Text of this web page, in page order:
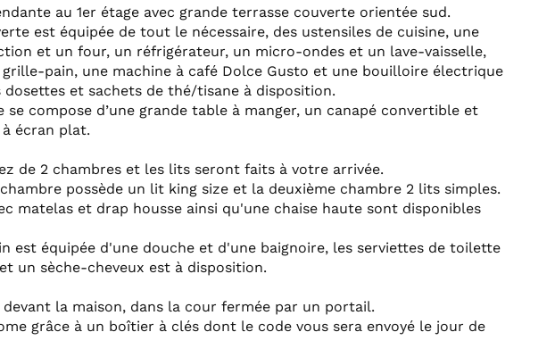
au 1er étage avec grande terrasse couverte orientée sud.
est équipée de tout le nécessaire, des ustensiles de cuisine, une
et un four, un réfrigérateur, un micro-ondes et un lave-vaisselle,
grille-pain, une machine à café Dolce Gusto et une bouilloire électrique
dosettes et sachets de thé/tisane à disposition.
se compose d’une grande table à manger, un canapé convertible et
écran plat.
de 2 chambres et les lits seront faits à votre arrivée.
possède un lit king size et la deuxième chambre 2 lits simples.
matelas et drap housse ainsi qu'une chaise haute sont disponibles
est équipée d'une douche et d'une baignoire, les serviettes de toilette
un sèche-cheveux est à disposition.
devant la maison, dans la cour fermée par un portail.
grâce à un boîtier à clés dont le code vous sera envoyé le jour de